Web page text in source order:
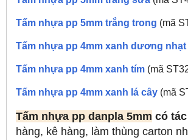
Tấm nhựa pp 5mm trắng trong (mã
Tấm nhựa pp 4mm xanh dương nhạt
Tấm nhựa pp 4mm xanh tím (mã
Tấm nhựa pp 4mm xanh lá cây (mã
Tấm nhựa pp danpla 5mm có
hàng, kê hàng, làm thùng carton